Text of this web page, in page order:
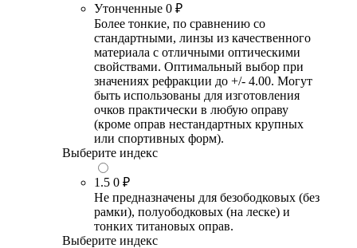
Утонченные 0 ₽
Более тонкие, по сравнению со
стандартными, линзы из качественного
материала с отличными оптическими
свойствами. Оптимальный выбор при
значениях рефракции до +/- 4.00. Могут
быть использованы для изготовления
очков практически в любую оправу
(кроме оправ нестандартных крупных
или спортивных форм).
Выберите индекс
1.5 0 ₽
Не предназначены для безободковых (без
рамки), полуободковых (на леске) и
тонких титановых оправ.
Выберите индекс